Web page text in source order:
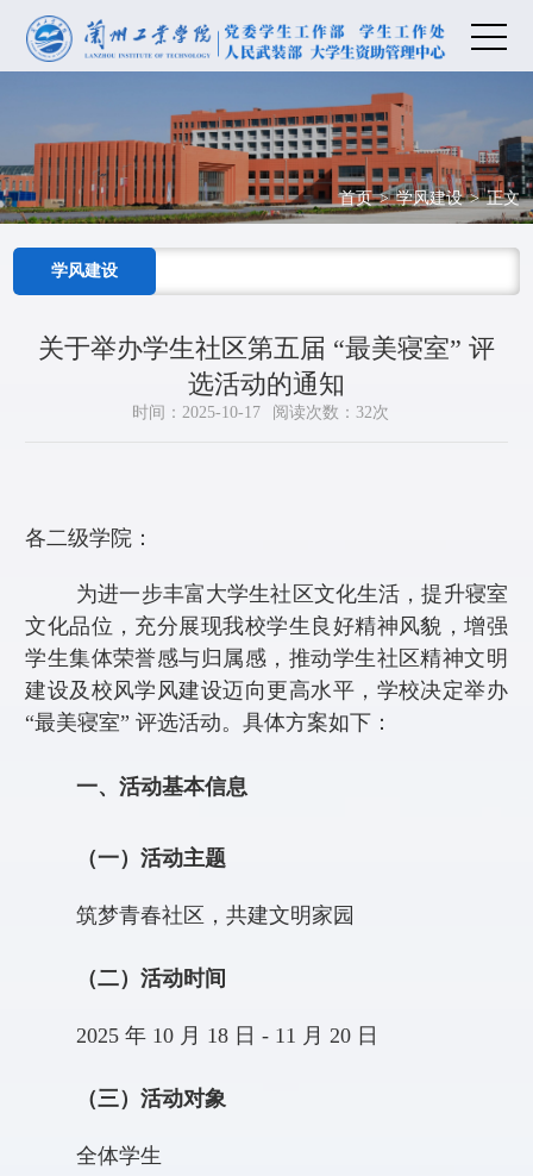
首页 > 学风建设 > 正文
学风建设
关于举办学生社区第五届 “最美寝室” 评
选活动的通知
时间：2025-10-17 阅读次数： 32次
各二级学院：
为进一步丰富大学生社区文化生活，提升寝室
文化品位，充分展现我校学生良好精神风貌，增强
学生集体荣誉感与归属感，推动学生社区精神文明
建设及校风学风建设迈向更高水平， 学校决定举办
“最美寝室” 评选活动。具体方案如下：
一、活动基本信息
（一）活动主题
筑梦青春社区，共建文明家园
（二）活动时间
2025 年 10 月 18 日 - 11 月 20 日
（三）活动对象
全体学生